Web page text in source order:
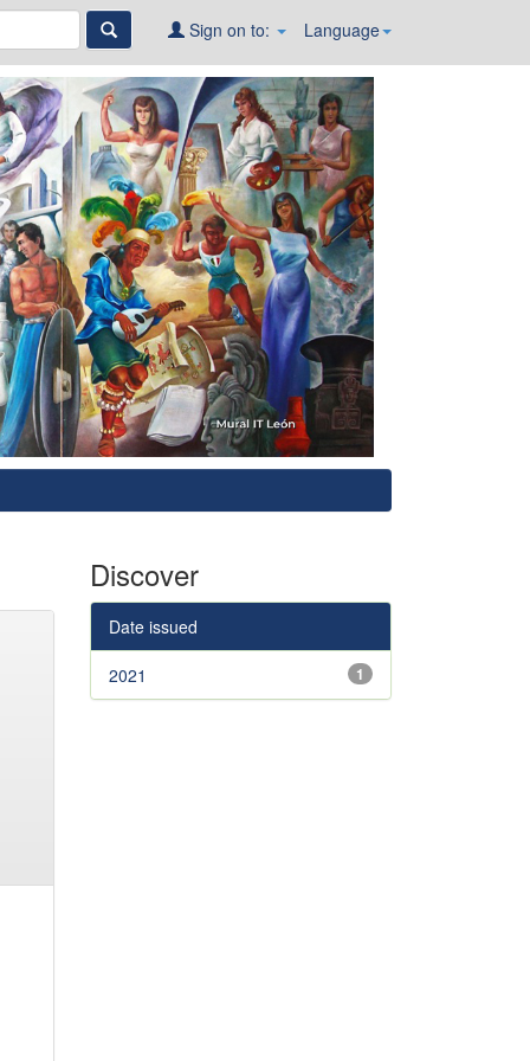
Language
Sign on to:
Discover
Date issued
1
2021